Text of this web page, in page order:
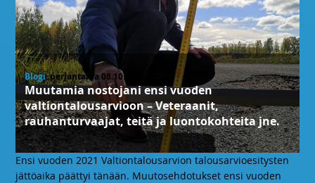
Blogi, perjantaina 08.10.21
Muutamia nostojani ensi vuoden
valtiontalousarvioon – Veteraanit,
rauhanturvaajat, teitä ja luontokohteita jne.
Ensi vuoden 2021 Valtiontalousarvion talousarvioesitysten
jättöaika päättyi tänään. Muutosehdotukset ensi vuoden